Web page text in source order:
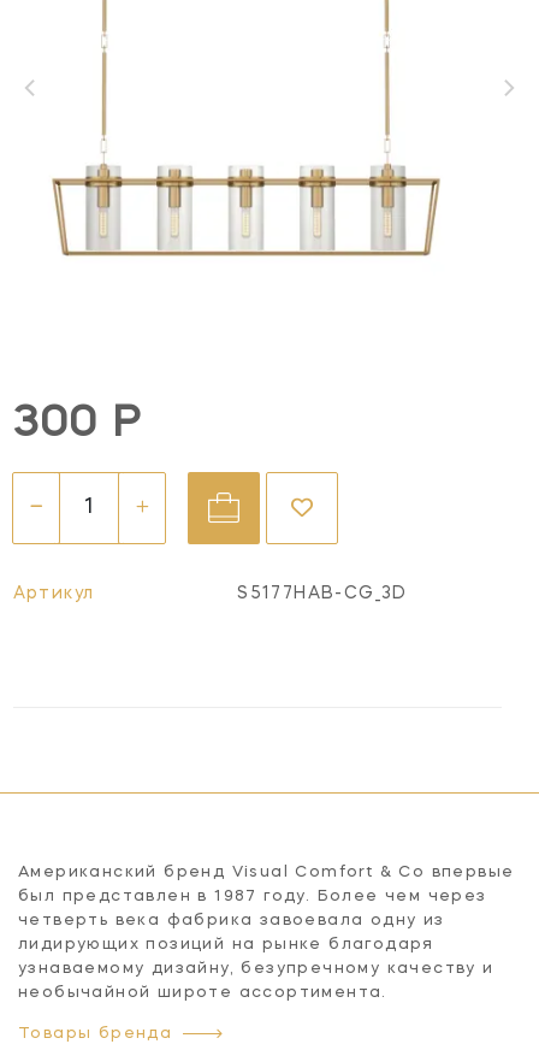
300 Р
Артикул S5177HAB-CG_3D
Американский бренд Visual Comfort & Co впервые
был представлен в 1987 году. Более чем через
четверть века фабрика завоевала одну из
лидирующих позиций на рынке благодаря
узнаваемому дизайну, безупречному качеству и
необычайной широте ассортимента.
Товары бренда